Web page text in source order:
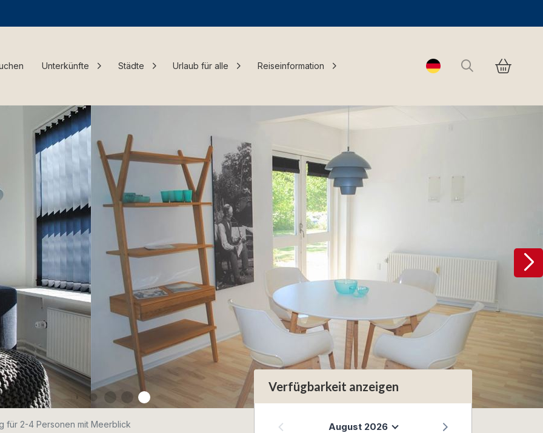
Unterkünfte Städte Urlaub für alle Reiseinformation Change language
Suchen
für 2-4 Personen mit Meerblick
Verfügbarkeit anzeigen
August 2026